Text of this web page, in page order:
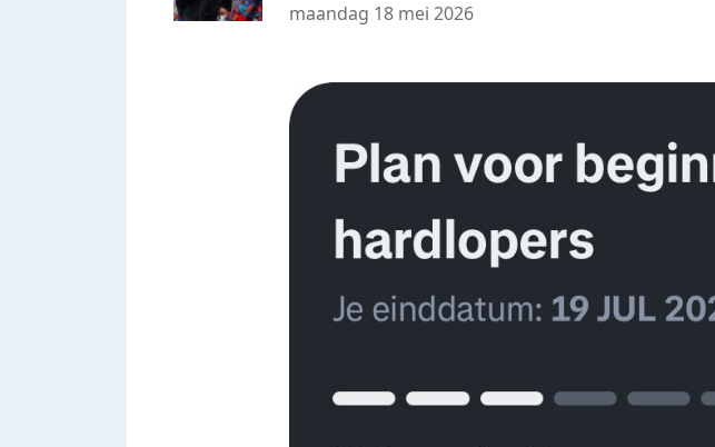
maandag 18 mei 2026